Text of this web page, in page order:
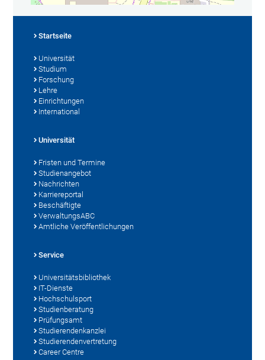
Startseite
Universität
Studium
Forschung
Lehre
Einrichtungen
International
Universität
Fristen und Termine
Studienangebot
Nachrichten
Karriereportal
Beschäftigte
VerwaltungsABC
Amtliche Veröffentlichungen
Service
Universitätsbibliothek
IT-Dienste
Hochschulsport
Studienberatung
Prüfungsamt
Studierendenkanzlei
Studierendenvertretung
Career Centre